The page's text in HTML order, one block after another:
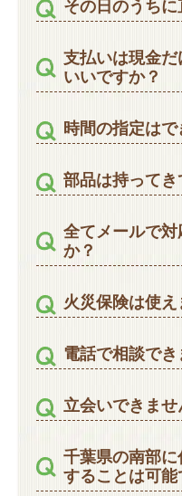
その日のうちに
支払いは現金
いいですか？
時間の指定はで
部品は持ってき
全てメールで
か？
火災保険は使え
電話で相談でき
立会いできませ
千葉県の南部
することは可能